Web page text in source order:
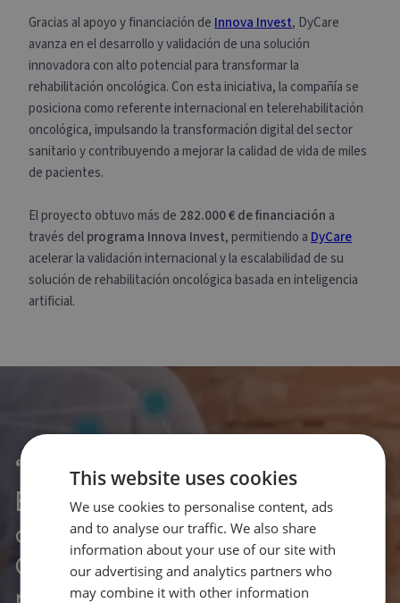
Gracias al apoyo y financiación de Innova Invest, DyCare
avanza en el desarrollo y validación de una solución
innovadora con alto potencial para transformar la
rehabilitación oncológica. Con esta iniciativa, la compañía se
posiciona como referente internacional en telerehabilitación
oncológica, impulsando la transformación digital del sector
sanitario y contribuyendo a mejorar la calidad de vida de miles
de pacientes.
El proyecto obtuvo más de 282.000 € de financiación a
través delprograma Innova Invest, permitiendo a DyCare
acelerar la validación internacional y la escalabilidad de su
solución de rehabilitación oncológica basada en inteligencia
artificial.
“La experiencia con Evolution
Europe…ha sido
determinante para llevar
OncoReHub del concepto a la
This website uses cookies
We use cookies to personalise content, ads
and to analyse our traffic. We also share
information about your use of our site with
our advertising and analytics partners who
may combine it with other information